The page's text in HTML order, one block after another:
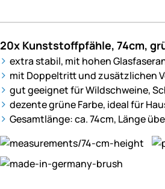
20x Kunststoffpfähle, 74cm,
extra stabil, mit hohen
mit Doppeltritt und zusätzlichen
gut geeignet für Wildschweine,
dezente grüne Farbe, ideal für
Gesamtlänge: ca. 74cm, Länge